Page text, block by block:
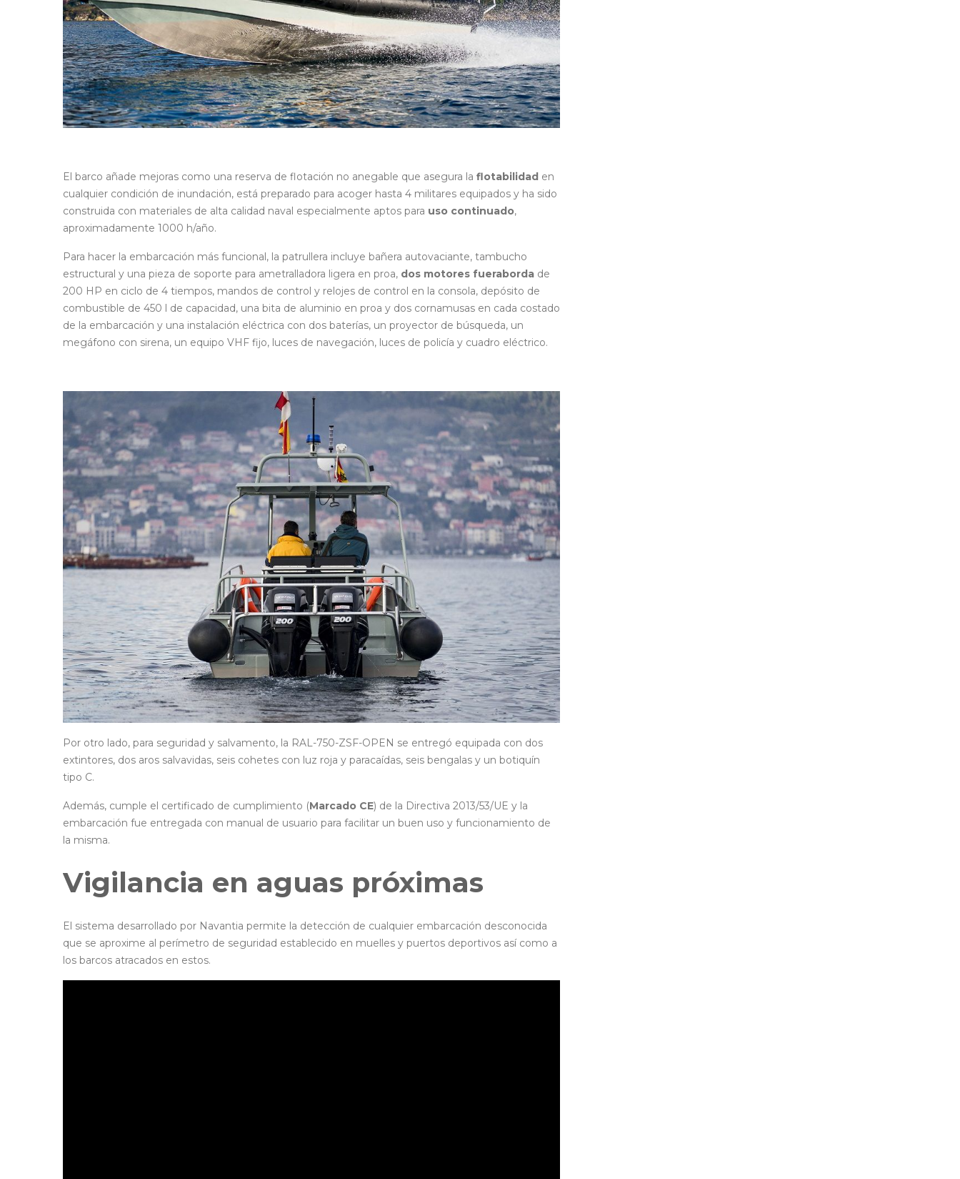
El barco añade mejoras como una reserva de flotación no anegable que asegura la flotabilidad en
cualquier condición de inundación, está preparado para acoger hasta 4 militares equipados y ha sido
construida con materiales de alta calidad naval especialmente aptos para uso continuado,
aproximadamente 1000 h/año.
Para hacer la embarcación más funcional, la patrullera incluye bañera autovaciante, tambucho
estructural y una pieza de soporte para ametralladora ligera en proa, dos motores fueraborda de
200 HP en ciclo de 4 tiempos, mandos de control y relojes de control en la consola, depósito de
combustible de 450 l de capacidad, una bita de aluminio en proa y dos cornamusas en cada costado
de la embarcación y una instalación eléctrica con dos baterías, un proyector de búsqueda, un
megáfono con sirena, un equipo VHF fijo, luces de navegación, luces de policía y cuadro eléctrico.
Por otro lado, para seguridad y salvamento, la RAL-750-ZSF-OPEN se entregó equipada con dos
extintores, dos aros salvavidas, seis cohetes con luz roja y paracaídas, seis bengalas y un botiquín
tipo C.
Además, cumple el certificado de cumplimiento (Marcado CE) de la Directiva 2013/53/UE y la
embarcación fue entregada con manual de usuario para facilitar un buen uso y funcionamiento de
la misma.
Vigilancia en aguas próximas
El sistema desarrollado por Navantia permite la detección de cualquier embarcación desconocida
que se aproxime al perímetro de seguridad establecido en muelles y puertos deportivos así como a
los barcos atracados en estos.